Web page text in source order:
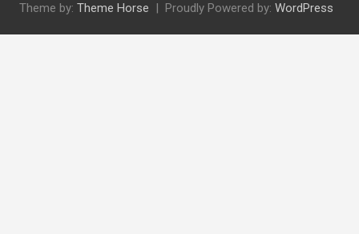
Theme by: Theme Horse Proudly Powered by: WordPress